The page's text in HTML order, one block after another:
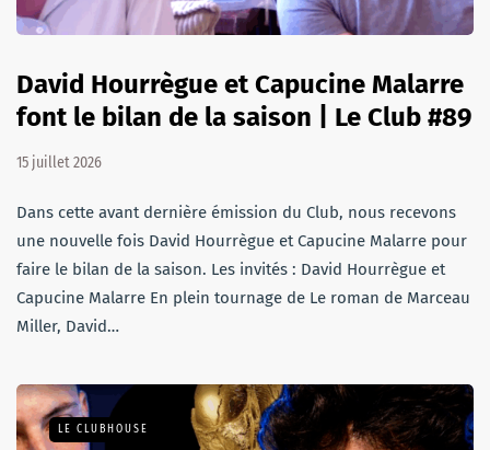
David Hourrègue et Capucine Malarre
font le bilan de la saison | Le Club #89
15 juillet 2026
Dans cette avant dernière émission du Club, nous recevons
une nouvelle fois David Hourrègue et Capucine Malarre pour
faire le bilan de la saison. Les invités : David Hourrègue et
Capucine Malarre En plein tournage de Le roman de Marceau
Miller, David…
LE CLUBHOUSE